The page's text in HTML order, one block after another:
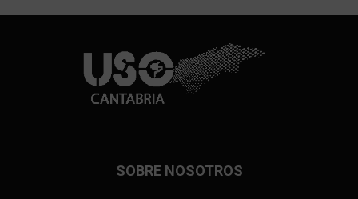
SOBRE NOSOTROS